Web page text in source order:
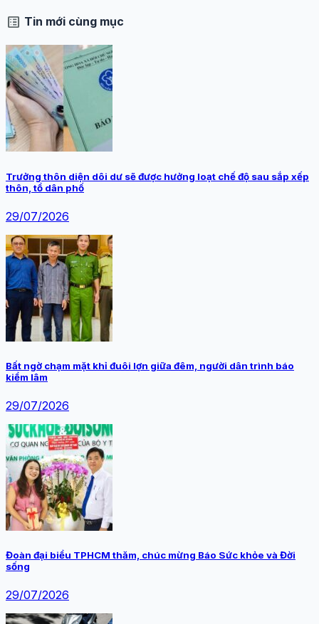
list_alt Tin mới cùng mục
Trưởng thôn diện dôi dư sẽ được hưởng loạt chế độ sau sắp xếp
thôn, tổ dân phố
29/07/2026
Bất ngờ chạm mặt khỉ đuôi lợn giữa đêm, người dân trình báo
kiểm lâm
29/07/2026
Đoàn đại biểu TPHCM thăm, chúc mừng Báo Sức khỏe và Đời
sống
29/07/2026